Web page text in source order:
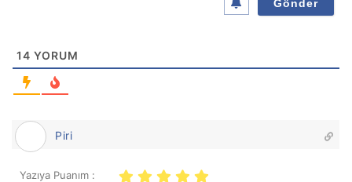
14 YORUM
Piri
Yazıya Puanım :